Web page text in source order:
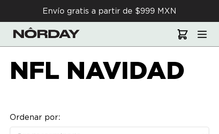
Envío gratis a partir de $999 MXN
NFL NAVIDAD
Ordenar por: